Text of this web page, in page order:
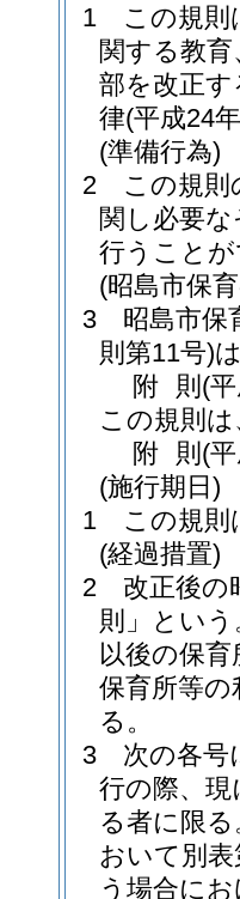
1
この規則
関する教
部を改正
律(平成24
(準備行為)
2
この規則
関し必要
行うこと
(昭島市保
3
昭島市保
則第11号)
附 則 (
この規則
附 則 (
(施行期日)
1
この規則
(経過措置)
2
改正後の
則」という
以後の保
保育所等
る。
3
次の各号
行の際、
る者に限る
おいて別
う場合に